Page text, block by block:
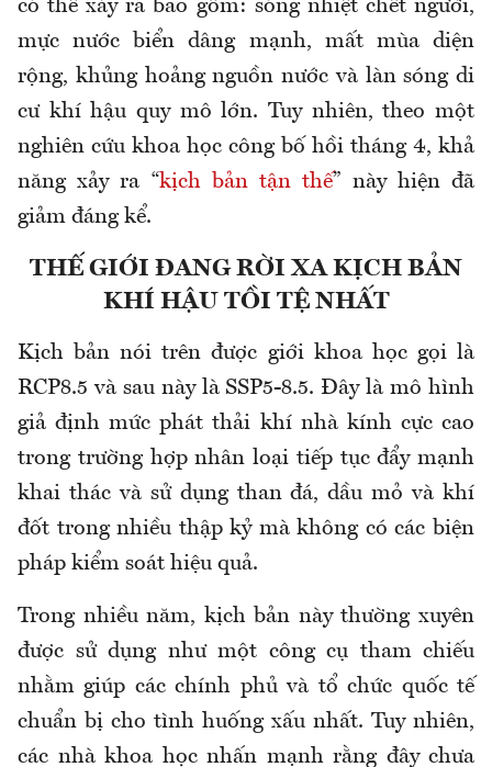
có thể xảy ra bao gồm: sóng nhiệt chết người,
mực nước biển dâng mạnh, mất mùa diện
rộng, khủng hoảng nguồn nước và làn sóng di
cư khí hậu quy mô lớn. Tuy nhiên, theo một
nghiên cứu khoa học công bố hồi tháng 4, khả
năng xảy ra “kịch bản tận thế” này hiện đã
giảm đáng kể.
THẾ GIỚI ĐANG RỜI XA KỊCH BẢN
KHÍ HẬU TỒI TỆ NHẤT
Kịch bản nói trên được giới khoa học gọi là
RCP8.5 và sau này là SSP5-8.5. Đây là mô hình
giả định mức phát thải khí nhà kính cực cao
trong trường hợp nhân loại tiếp tục đẩy mạnh
khai thác và sử dụng than đá, dầu mỏ và khí
đốt trong nhiều thập kỷ mà không có các biện
pháp kiểm soát hiệu quả.
Trong nhiều năm, kịch bản này thường xuyên
được sử dụng như một công cụ tham chiếu
nhằm giúp các chính phủ và tổ chức quốc tế
chuẩn bị cho tình huống xấu nhất. Tuy nhiên,
các nhà khoa học nhấn mạnh rằng đây chưa